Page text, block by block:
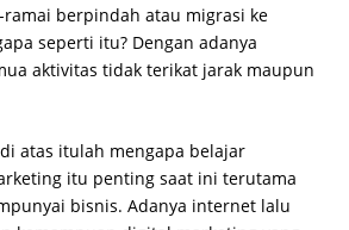
berpindah atau migrasi ke
seperti itu? Dengan adanya
aktivitas tidak terikat jarak maupun
atas itulah mengapa belajar
itu penting saat ini terutama
bisnis. Adanya internet lalu